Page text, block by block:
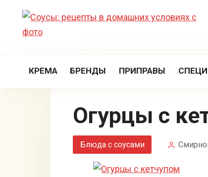
контенту
КРЕМА БРЕНДЫ ПРИПРАВЫ
Огурцы с
Блюда с соусами